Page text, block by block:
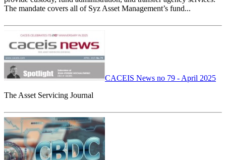
The mandate covers all of Syz Asset Management’s fund...
CACEIS News no 79 - April 2025
The Asset Servicing Journal